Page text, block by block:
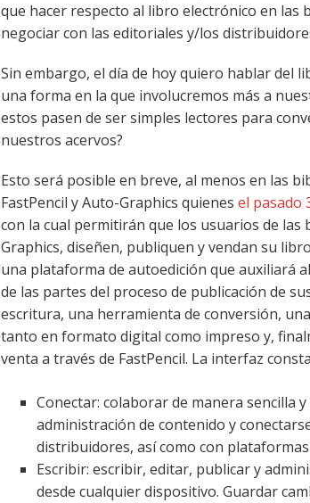
que hacer respecto al libro electrónico en las
negociar con las editoriales y/los
Sin embargo, el día de hoy quiero hablar del
una forma en la que involucremos más a
estos pasen de ser simples lectores para
nuestros acervos?
Esto será posible en breve, al menos en las
FastPencil y Auto-Graphics quienes el pasado
con la cual permitirán que los usuarios de
Graphics, diseñen, publiquen y vendan su
una plataforma de autoedición que auxiliará
de las partes del proceso de publicación de
escritura, una herramienta de conversión,
tanto en formato digital como impreso y,
venta a través de FastPencil. La interfaz
Conectar: colaborar de manera sencilla
administración de contenido y
distribuidores, así como con
Escribir: escribir, editar, publicar y
desde cualquier dispositivo. Guardar